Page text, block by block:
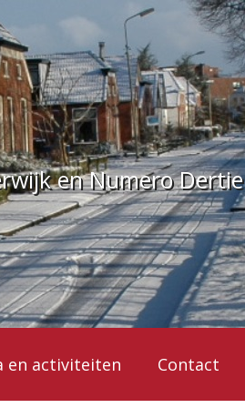
en Numero
en activiteiten Contact